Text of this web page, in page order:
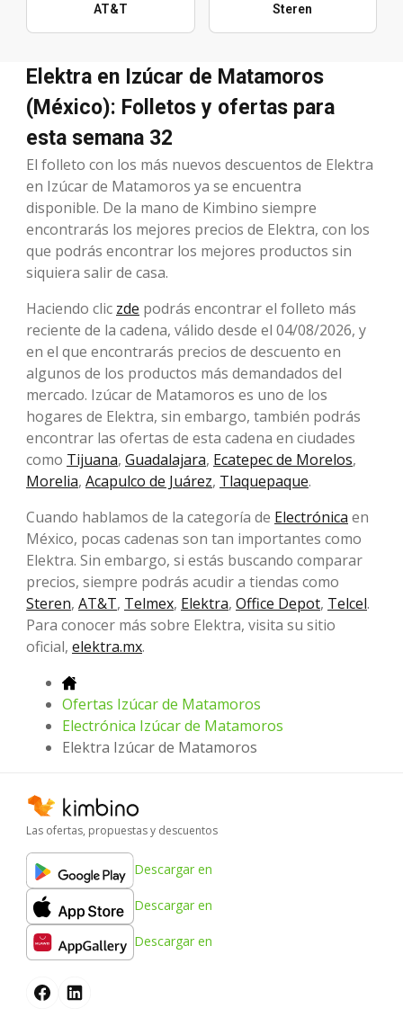
AT&T Steren
Elektra en Izúcar de Matamoros
(México): Folletos y ofertas para
esta semana 32
El folleto con los más nuevos descuentos de Elektra
en Izúcar de Matamoros ya se encuentra
disponible. De la mano de Kimbino siempre
encontrarás los mejores precios de Elektra, con los
que podrás encontrar los mejores productos sin
siquiera salir de casa.
Haciendo clic zde podrás encontrar el folleto más
reciente de la cadena, válido desde el 04/08/2026, y
en el que encontrarás precios de descuento en
algunos de los productos más demandados del
mercado. Izúcar de Matamoros es uno de los
hogares de Elektra, sin embargo, también podrás
encontrar las ofertas de esta cadena en ciudades
como Tijuana, Guadalajara, Ecatepec de Morelos,
Morelia, Acapulco de Juárez, Tlaquepaque.
Cuando hablamos de la categoría de Electrónica en
México, pocas cadenas son tan importantes como
Elektra. Sin embargo, si estás buscando comparar
precios, siempre podrás acudir a tiendas como
Steren, AT&T, Telmex, Elektra, Office Depot, Telcel.
Para conocer más sobre Elektra, visita su sitio
oficial, elektra.mx.
Ofertas Izúcar de Matamoros
Electrónica Izúcar de Matamoros
Elektra Izúcar de Matamoros
Las ofertas, propuestas y descuentos
Descargar en
Descargar en
Descargar en